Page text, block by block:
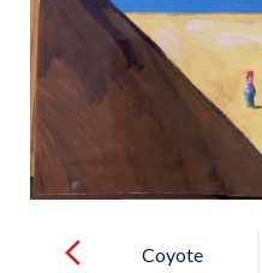
navigation
Coyote